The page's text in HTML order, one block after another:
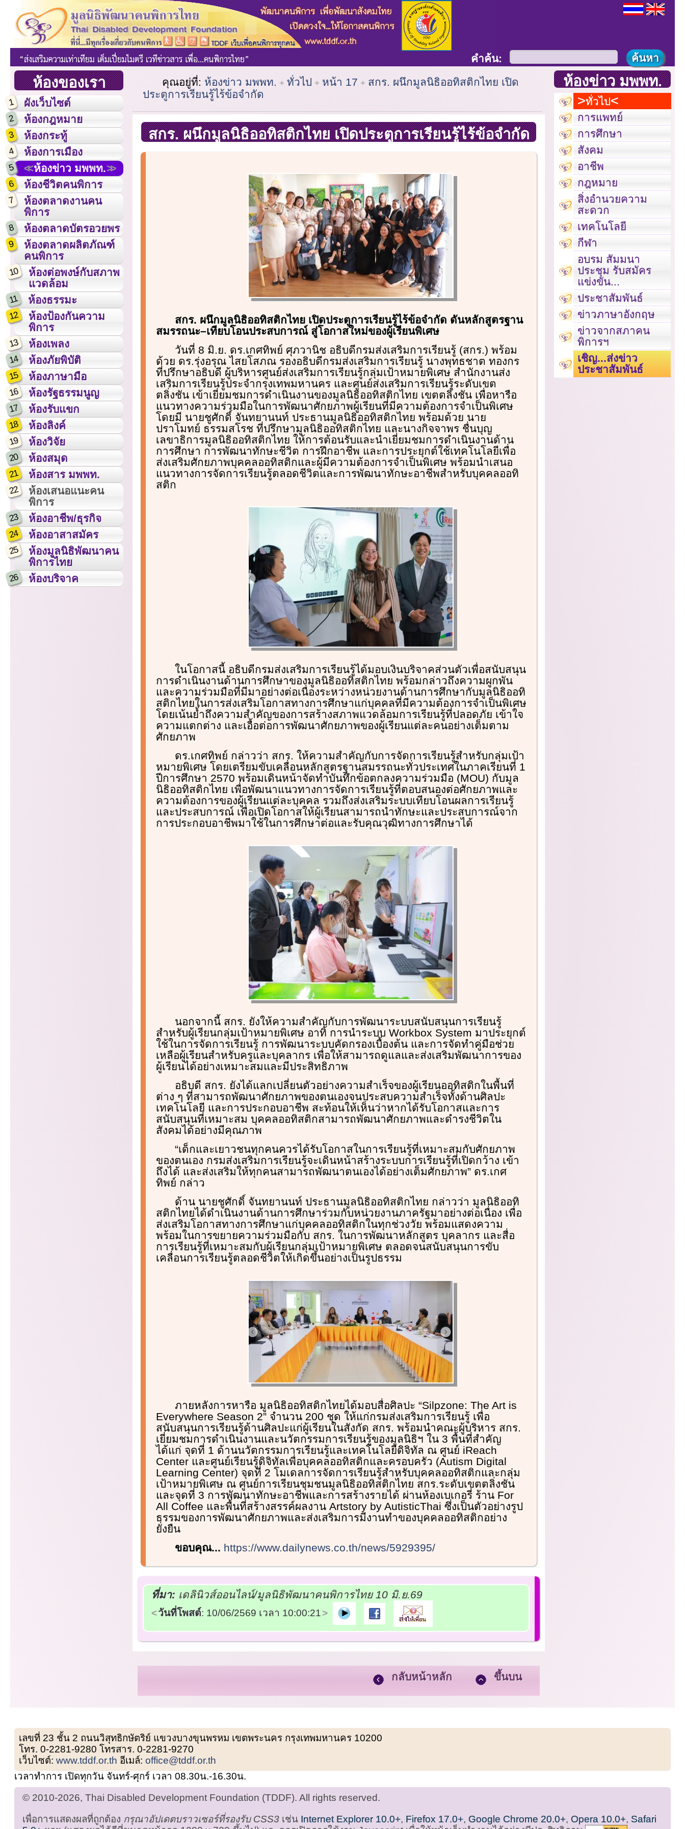
ห้องของเรา
1 ผังเว็บไซต์
2 ห้องกฎหมาย
3 ห้องกระทู้
4 ห้องการเมือง
5 ห้องข่าว มพพท.
6 ห้องชีวิตคนพิการ
7
ห้องตลาดงานคน
พิการ
8 ห้องตลาดบัตรอวยพร
9
ห้องตลาดผลิตภัณฑ์
คนพิการ
10
ห้องต่อพงษ์กับสภาพ
แวดล้อม
11 ห้องธรรมะ
12
ห้องป้องกันความ
พิการ
13 ห้องเพลง
14 ห้องภัยพิบัติ
15 ห้องภาษามือ
16 ห้องรัฐธรรมนูญ
17 ห้องรับแขก
18 ห้องลิงค์
19 ห้องวิจัย
20 ห้องสมุด
21 ห้องสาร มพพท.
22
ห้องเสนอแนะคน
พิการ
23 ห้องอาชีพ/ธุรกิจ
24 ห้องอาสาสมัคร
25
ห้องมูลนิธิพัฒนาคน
พิการไทย
26 ห้องบริจาค
คำค้น:
คุณอยู่ที่: ห้องข่าว มพพท. ทั่วไป หน้า 17
สกร. ผนึกมูลนิธิออทิสติกไทย เปิด
ประตูการเรียนรู้ไร้ข้อจำกัด
สกร. ผนึกมูลนิธิออทิสติกไทย เปิดประตูการเรียนรู้ไร้ข้อจำกัด
สกร. ผนึกมูลนิธิออทิสติกไทย เปิดประตูการเรียนรู้ไร้ข้อจำกัด ดันหลักสูตรฐาน
สมรรถนะ–เทียบโอนประสบการณ์ สู่โอกาสใหม่ของผู้เรียนพิเศษ
วันที่ 8 มิ.ย. ดร.เกศทิพย์ ศุภวานิช อธิบดีกรมส่งเสริมการเรียนรู้ (สกร.) พร้อม
ด้วย ดร.รุ่งอรุณ ไสยโสภณ รองอธิบดีกรมส่งเสริมการเรียนรู้ นางพุทธชาต ทองกร
ที่ปรึกษาอธิบดี ผู้บริหารศูนย์ส่งเสริมการเรียนรู้กลุ่มเป้าหมายพิเศษ สำนักงานส่ง
เสริมการเรียนรู้ประจำกรุงเทพมหานคร และศูนย์ส่งเสริมการเรียนรู้ระดับเขต
ตลิ่งชัน เข้าเยี่ยมชมการดำเนินงานของมูลนิธิออทิสติกไทย เขตตลิ่งชัน เพื่อหารือ
แนวทางความร่วมมือในการพัฒนาศักยภาพผู้เรียนที่มีความต้องการจำเป็นพิเศษ
โดยมี นายชูศักดิ์ จันทยานนท์ ประธานมูลนิธิออทิสติกไทย พร้อมด้วย นาย
ปราโมทย์ ธรรมสโรช ที่ปรึกษามูลนิธิออทิสติกไทย และนางกิจจาพร ชื่นบุญ
เลขาธิการมูลนิธิออทิสติกไทย ให้การต้อนรับและนำเยี่ยมชมการดำเนินงานด้าน
การศึกษา การพัฒนาทักษะชีวิต การฝึกอาชีพ และการประยุกต์ใช้เทคโนโลยีเพื่อ
ส่งเสริมศักยภาพบุคคลออทิสติกและผู้มีความต้องการจำเป็นพิเศษ พร้อมนำเสนอ
แนวทางการจัดการเรียนรู้ตลอดชีวิตและการพัฒนาทักษะอาชีพสำหรับบุคคลออทิ
สติก
ในโอกาสนี้ อธิบดีกรมส่งเสริมการเรียนรู้ได้มอบเงินบริจาคส่วนตัวเพื่อสนับสนุน
การดำเนินงานด้านการศึกษาของมูลนิธิออทิสติกไทย พร้อมกล่าวถึงความผูกพัน
และความร่วมมือที่มีมาอย่างต่อเนื่องระหว่างหน่วยงานด้านการศึกษากับมูลนิธิออทิ
สติกไทยในการส่งเสริมโอกาสทางการศึกษาแก่บุคคลที่มีความต้องการจำเป็นพิเศษ
โดยเน้นย้ำถึงความสำคัญของการสร้างสภาพแวดล้อมการเรียนรู้ที่ปลอดภัย เข้าใจ
ความแตกต่าง และเอื้อต่อการพัฒนาศักยภาพของผู้เรียนแต่ละคนอย่างเต็มตาม
ศักยภาพ
ดร.เกศทิพย์ กล่าวว่า สกร. ให้ความสำคัญกับการจัดการเรียนรู้สำหรับกลุ่มเป้า
หมายพิเศษ โดยเตรียมขับเคลื่อนหลักสูตรฐานสมรรถนะทั่วประเทศในภาคเรียนที่ 1
ปีการศึกษา 2570 พร้อมเดินหน้าจัดทำบันทึกข้อตกลงความร่วมมือ (MOU) กับมูล
นิธิออทิสติกไทย เพื่อพัฒนาแนวทางการจัดการเรียนรู้ที่ตอบสนองต่อศักยภาพและ
ความต้องการของผู้เรียนแต่ละบุคคล รวมถึงส่งเสริมระบบเทียบโอนผลการเรียนรู้
และประสบการณ์ เพื่อเปิดโอกาสให้ผู้เรียนสามารถนำทักษะและประสบการณ์จาก
การประกอบอาชีพมาใช้ในการศึกษาต่อและรับคุณวุฒิทางการศึกษาได้
นอกจากนี้ สกร. ยังให้ความสำคัญกับการพัฒนาระบบสนับสนุนการเรียนรู้
สำหรับผู้เรียนกลุ่มเป้าหมายพิเศษ อาทิ การนำระบบ Workbox System มาประยุกต์
ใช้ในการจัดการเรียนรู้ การพัฒนาระบบคัดกรองเบื้องต้น และการจัดทำคู่มือช่วย
เหลือผู้เรียนสำหรับครูและบุคลากร เพื่อให้สามารถดูแลและส่งเสริมพัฒนาการของ
ผู้เรียนได้อย่างเหมาะสมและมีประสิทธิภาพ
อธิบดี สกร. ยังได้แลกเปลี่ยนตัวอย่างความสำเร็จของผู้เรียนออทิสติกในพื้นที่
ต่าง ๆ ที่สามารถพัฒนาศักยภาพของตนเองจนประสบความสำเร็จทั้งด้านศิลปะ
เทคโนโลยี และการประกอบอาชีพ สะท้อนให้เห็นว่าหากได้รับโอกาสและการ
สนับสนุนที่เหมาะสม บุคคลออทิสติกสามารถพัฒนาศักยภาพและดำรงชีวิตใน
สังคมได้อย่างมีคุณภาพ
“เด็กและเยาวชนทุกคนควรได้รับโอกาสในการเรียนรู้ที่เหมาะสมกับศักยภาพ
ของตนเอง กรมส่งเสริมการเรียนรู้จะเดินหน้าสร้างระบบการเรียนรู้ที่เปิดกว้าง เข้า
ถึงได้ และส่งเสริมให้ทุกคนสามารถพัฒนาตนเองได้อย่างเต็มศักยภาพ” ดร.เกศ
ทิพย์ กล่าว
ด้าน นายชูศักดิ์ จันทยานนท์ ประธานมูลนิธิออทิสติกไทย กล่าวว่า มูลนิธิออทิ
สติกไทยได้ดำเนินงานด้านการศึกษาร่วมกับหน่วยงานภาครัฐมาอย่างต่อเนื่อง เพื่อ
ส่งเสริมโอกาสทางการศึกษาแก่บุคคลออทิสติกในทุกช่วงวัย พร้อมแสดงความ
พร้อมในการขยายความร่วมมือกับ สกร. ในการพัฒนาหลักสูตร บุคลากร และสื่อ
การเรียนรู้ที่เหมาะสมกับผู้เรียนกลุ่มเป้าหมายพิเศษ ตลอดจนสนับสนุนการขับ
เคลื่อนการเรียนรู้ตลอดชีวิตให้เกิดขึ้นอย่างเป็นรูปธรรม
ภายหลังการหารือ มูลนิธิออทิสติกไทยได้มอบสื่อศิลปะ “Silpzone: The Art is
Everywhere Season 2” จำนวน 200 ชุด ให้แก่กรมส่งเสริมการเรียนรู้ เพื่อ
สนับสนุนการเรียนรู้ด้านศิลปะแก่ผู้เรียนในสังกัด สกร. พร้อมนำคณะผู้บริหาร สกร.
เยี่ยมชมการดำเนินงานและนวัตกรรมการเรียนรู้ของมูลนิธิฯ ใน 3 พื้นที่สำคัญ
ได้แก่ จุดที่ 1 ด้านนวัตกรรมการเรียนรู้และเทคโนโลยีดิจิทัล ณ ศูนย์ iReach
Center และศูนย์เรียนรู้ดิจิทัลเพื่อบุคคลออทิสติกและครอบครัว (Autism Digital
Learning Center) จุดที่ 2 โมเดลการจัดการเรียนรู้สำหรับบุคคลออทิสติกและกลุ่ม
เป้าหมายพิเศษ ณ ศูนย์การเรียนชุมชนมูลนิธิออทิสติกไทย สกร.ระดับเขตตลิ่งชัน
และจุดที่ 3 การพัฒนาทักษะอาชีพและการสร้างรายได้ ผ่านห้องเบเกอรี่ ร้าน For
All Coffee และพื้นที่สร้างสรรค์ผลงาน Artstory by AutisticThai ซึ่งเป็นตัวอย่างรูป
ธรรมของการพัฒนาศักยภาพและส่งเสริมการมีงานทำของบุคคลออทิสติกอย่าง
ยั่งยืน
ขอบคุณ... https://www.dailynews.co.th/news/5929395/
ที่มา: เดลินิวส์ออนไลน์/มูลนิธิพัฒนาคนพิการไทย 10 มิ.ย.69
วันที่โพสต์: 10/06/2569 เวลา 10:00:21
กลับหน้าหลัก ขึ้นบน
ห้องข่าว มพพท.
ทั่วไป
การแพทย์
การศึกษา
สังคม
อาชีพ
กฎหมาย
สิ่งอำนวยความ
สะดวก
เทคโนโลยี
กีฬา
อบรม สัมมนา
ประชุม รับสมัคร
แข่งขัน...
ประชาสัมพันธ์
ข่าวภาษาอังกฤษ
ข่าวจากสภาคน
พิการฯ
เชิญ...ส่งข่าว
ประชาสัมพันธ์
เลขที่ 23 ชั้น 2 ถนนวิสุทธิกษัตริย์ แขวงบางขุนพรหม เขตพระนคร กรุงเทพมหานคร 10200
โทร. 0-2281-9280 โทรสาร. 0-2281-9270
เว็บไซต์:www.tddf.or.th อีเมล์:office@tddf.or.th
เวลาทำการ เปิดทุกวัน จันทร์-ศุกร์ เวลา 08.30น.-16.30น.
© 2010-2026, Thai Disabled Development Foundation (TDDF). All rights reserved.
เพื่อการแสดงผลที่ถูกต้อง กรุณาอัปเดตบราวเซอร์ที่รองรับ CSS3 เช่น Internet Explorer 10.0+, Firefox 17.0+, Google Chrome 20.0+, Opera 10.0+, Safari